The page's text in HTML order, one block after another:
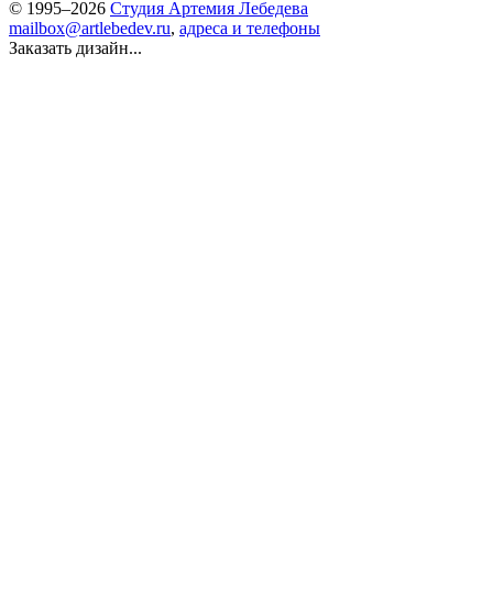
© 1995–2026 Студия Артемия Лебедева
mailbox@artlebedev.ru, адреса и телефоны
Заказать дизайн...